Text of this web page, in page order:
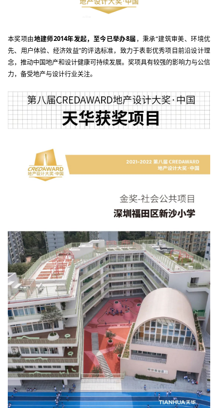
本奖项由地建师2014年发起，至今已举办8届 ，秉承“建筑审美、环境优
先、用户体验、经济效益”的评选标准，致力于表彰优秀项目前沿设计理
念，推动中国地产和设计健康可持续发展。奖项具有较强的影响力与公信
力，备受地产与设计行业关注。